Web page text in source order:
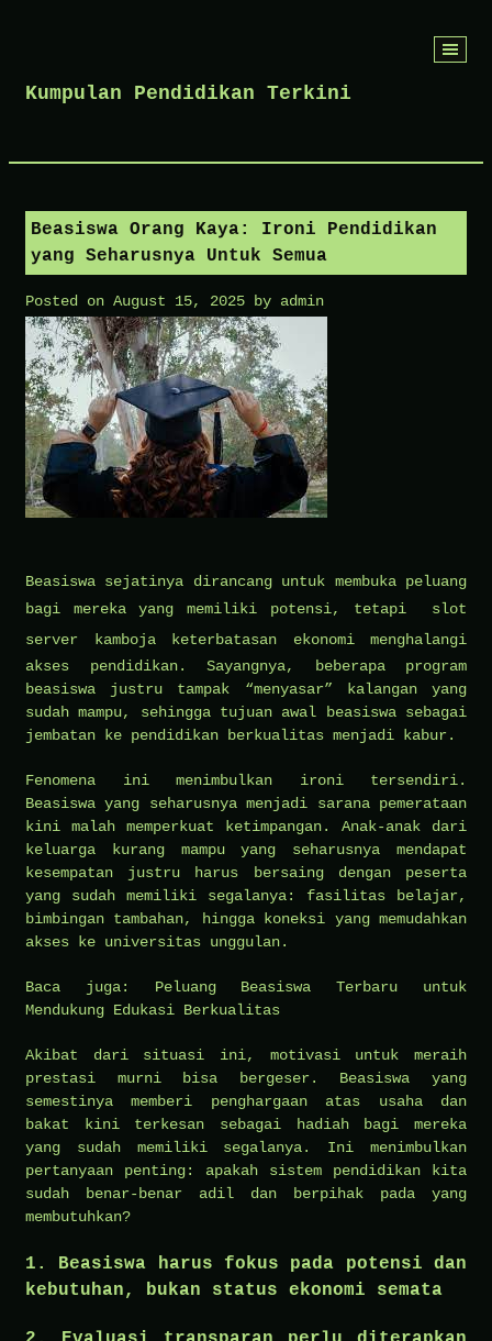
Kumpulan Pendidikan Terkini
Beasiswa Orang Kaya: Ironi Pendidikan
yang Seharusnya Untuk Semua
Posted on August 15, 2025 by admin
Beasiswa sejatinya dirancang untuk membuka peluang
bagi mereka yang memiliki potensi, tetapi slot
server kambojaketerbatasan ekonomi menghalangi
akses pendidikan. Sayangnya, beberapa program
beasiswa justru tampak “menyasar” kalangan yang
sudah mampu, sehingga tujuan awal beasiswa sebagai
jembatan ke pendidikan berkualitas menjadi kabur.
Fenomena ini menimbulkan ironi tersendiri.
Beasiswa yang seharusnya menjadi sarana pemerataan
kini malah memperkuat ketimpangan. Anak-anak dari
keluarga kurang mampu yang seharusnya mendapat
kesempatan justru harus bersaing dengan peserta
yang sudah memiliki segalanya: fasilitas belajar,
bimbingan tambahan, hingga koneksi yang memudahkan
akses ke universitas unggulan.
Baca juga: Peluang Beasiswa Terbaru untuk
Mendukung Edukasi Berkualitas
Akibat dari situasi ini, motivasi untuk meraih
prestasi murni bisa bergeser. Beasiswa yang
semestinya memberi penghargaan atas usaha dan
bakat kini terkesan sebagai hadiah bagi mereka
yang sudah memiliki segalanya. Ini menimbulkan
pertanyaan penting: apakah sistem pendidikan kita
sudah benar-benar adil dan berpihak pada yang
membutuhkan?
1. Beasiswa harus fokus pada potensi dan
kebutuhan, bukan status ekonomi semata